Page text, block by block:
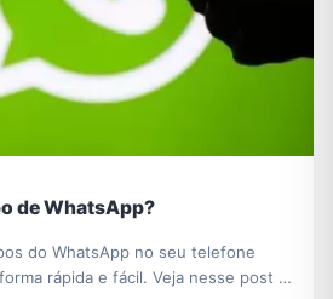
de WhatsApp?
do WhatsApp no ​​seu telefone
rápida e fácil. Veja nesse post o